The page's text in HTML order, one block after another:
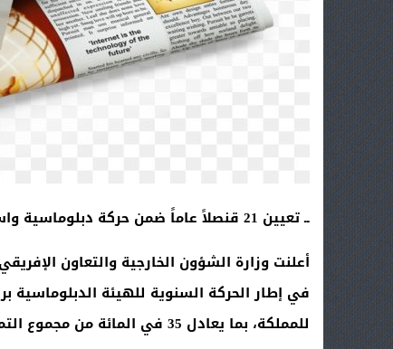
ــ تعيين 21 قنصلاً عاماً ضمن حركة دبلوماسية واسعة
للمملكة، بما يعادل 35 في المائة من مجموع التمثيليات